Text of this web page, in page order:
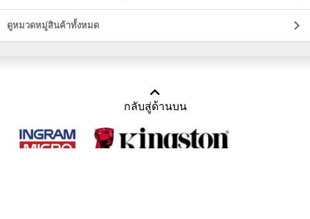
ดูหมวดหมู่สินค้าทั้งหมด
กลับสู่ด้านบน